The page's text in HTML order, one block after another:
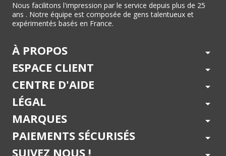
Nous facilitons l'impression par le service depuis plus de 25
ans . Notre équipe est composée de gens talentueux et
expérimentés basés en France.
À PROPOS arrow_drop_down
ESPACE CLIENT arrow_drop_down
CENTRE D'AIDE arrow_drop_down
LÉGAL arrow_drop_down
MARQUES arrow_drop_down
PAIEMENTS SÉCURISÉS arrow_drop_down
SUIVEZ NOUS !